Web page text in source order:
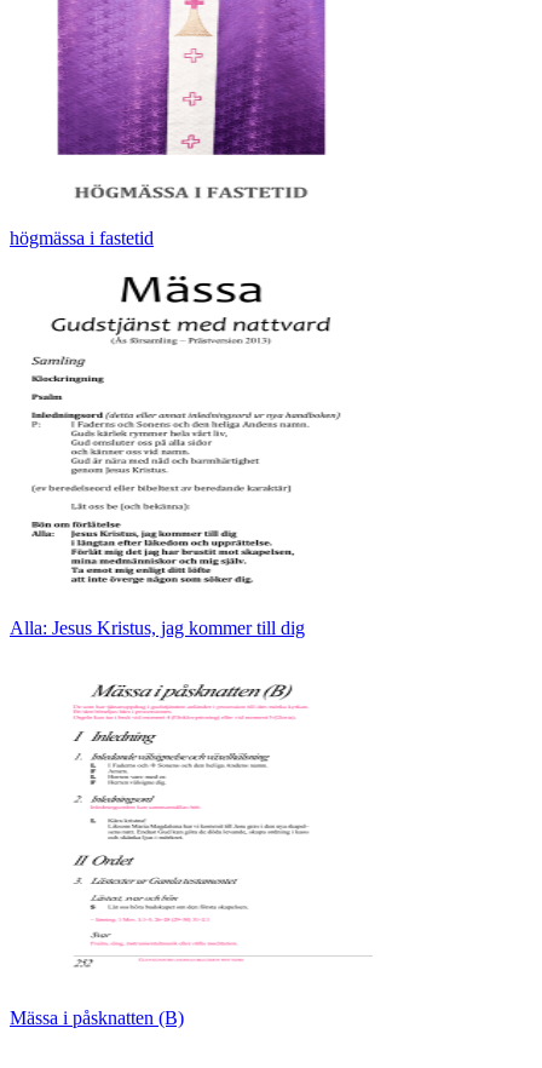
högmässa i fastetid
Alla: Jesus Kristus, jag kommer till dig
Mässa i påsknatten (B)